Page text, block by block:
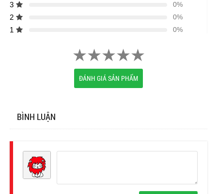
3 0%
2 0%
1 0%
ĐÁNH GIÁ SẢN PHẨM
BÌNH LUẬN